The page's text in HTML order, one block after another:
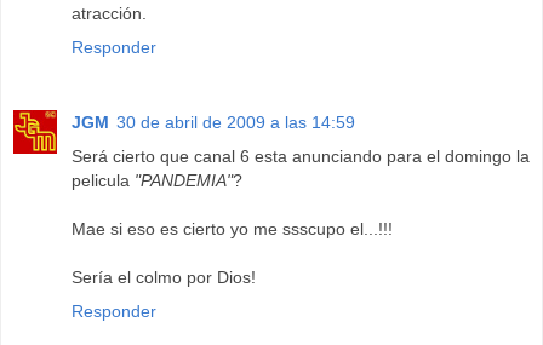
atracción.
Responder
JGM 30 de abril de 2009 a las 14:59
Será cierto que canal 6 esta anunciando para el domingo la
pelicula "PANDEMIA"?
Mae si eso es cierto yo me ssscupo el...!!!
Sería el colmo por Dios!
Responder